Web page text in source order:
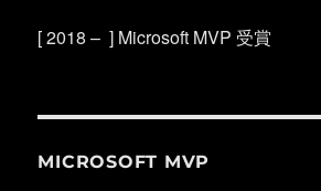
[ 2018 – ] Microsoft MVP 受賞
MICROSOFT MVP